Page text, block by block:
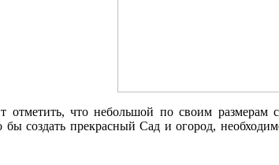
отметить, что небольшой по своим
создать прекрасный Сад и огород,